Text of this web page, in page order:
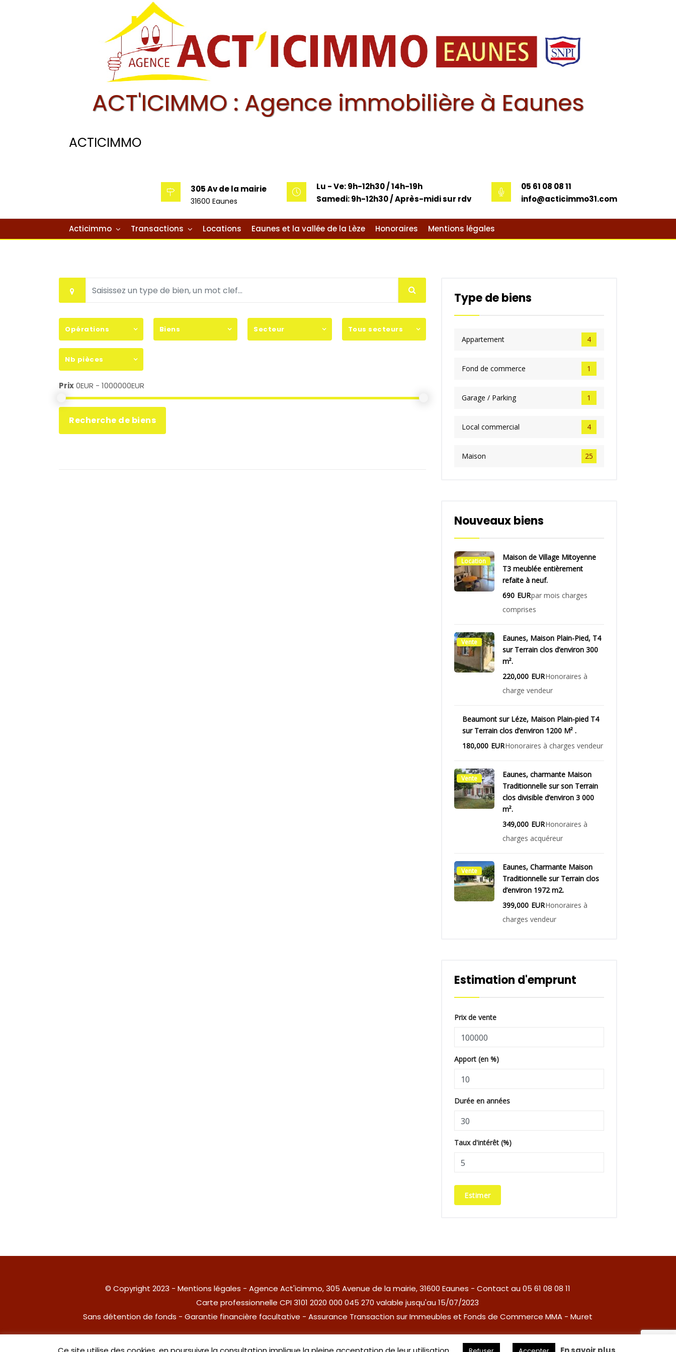
ACT'ICIMMO : Agence immobilière à Eaunes
ACTICIMMO
305 Av de la mairie
31600 Eaunes
Lu - Ve: 9h-12h30 / 14h-19h
Samedi: 9h-12h30 / Après-midi sur rdv
05 61 08 08 11
info@acticimmo31.com
Acticimmo Transactions Locations Eaunes et la vallée de la Lèze Honoraires Mentions légales
Opérations Biens Secteur Tous secteurs
Nb pièces
Prix0EUR - 1000000EUR
Recherche de biens
Type de biens
Appartement 4
Fond de commerce 1
Garage / Parking 1
Local commercial 4
Maison 25
Nouveaux biens
Location
Maison de Village Mitoyenne
T3 meublée entièrement
refaite à neuf.
690 EURpar mois charges
comprises
Vente
Eaunes, Maison Plain-Pied, T4
sur Terrain clos d’environ 300
m².
220,000 EURHonoraires à
charge vendeur
Vente
Beaumont sur Léze, Maison Plain-pied T4
sur Terrain clos d’environ 1200 M² .
180,000 EURHonoraires à charges vendeur
Vente
Eaunes, charmante Maison
Traditionnelle sur son Terrain
clos divisible d’environ 3 000
m².
349,000 EURHonoraires à
charges acquéreur
Vente
Eaunes, Charmante Maison
Traditionnelle sur Terrain clos
d’environ 1972 m2.
399,000 EURHonoraires à
charges vendeur
Estimation d'emprunt
Prix de vente
Apport (en %)
Durée en années
Taux d'intérêt (%)
Estimer
© Copyright 2023 - Mentions légales - Agence Act'icimmo, 305 Avenue de la mairie, 31600 Eaunes - Contact au 05 61 08 08 11
Carte professionnelle CPI 3101 2020 000 045 270 valable jusqu'au 15/07/2023
Sans détention de fonds - Garantie financière facultative - Assurance Transaction sur Immeubles et Fonds de Commerce MMA - Muret